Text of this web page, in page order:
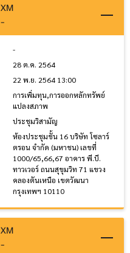
XM
-
-
28 ต.ค. 2564
22 พ.ย. 2564 13:00
การเพิ่มทุน,การออกหลักทรัพย์
แปลงสภาพ
ประชุมวิสามัญ
ห้องประชุมชั้น 16 บริษัท โซลาร์
ตรอน จำกัด (มหาชน) เลขที่
1000/65,66,67 อาคาร พี.บี.
ทาวเวอร์ ถนนสุขุมวิท 71 แขวง
คลองตันเหนือ เขตวัฒนา
กรุงเทพฯ 10110
XM
-